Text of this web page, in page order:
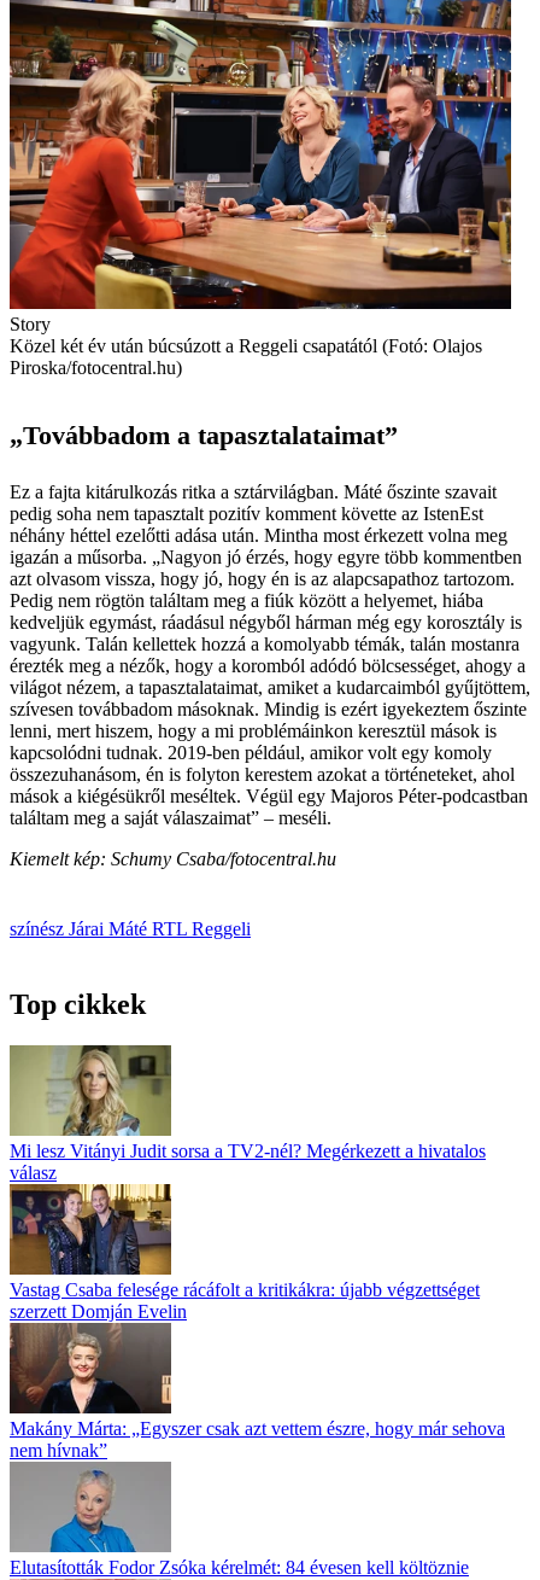
Story
Közel két év után búcsúzott a Reggeli csapatától (Fotó: Olajos
Piroska/fotocentral.hu)
„Továbbadom a tapasztalataimat”
Ez a fajta kitárulkozás ritka a sztárvilágban. Máté őszinte szavait
pedig soha nem tapasztalt pozitív komment követte az ­IstenEst
néhány héttel ezelőtti adása után. Mintha most érkezett volna meg
igazán a műsorba. „Nagyon jó érzés, hogy egyre több kommentben
azt olvasom vissza, hogy jó, hogy én is az alapcsapathoz tartozom.
Pedig nem rögtön találtam meg a fiúk között a helyemet, hiába
kedveljük egymást, ráadásul négyből hárman még egy korosztály is
vagyunk. Talán kellettek hozzá a komolyabb témák, talán mostanra
érezték meg a nézők, hogy a koromból adódó bölcsességet, ahogy a
világot nézem, a tapasztalataimat, amiket a kudarcaim­ból gyűjtöttem,
szívesen továbbadom másoknak. Mindig is ezért igyekeztem őszinte
lenni, mert hiszem, hogy a mi problémáinkon keresztül mások is
kapcsolódni tudnak. 2019-ben például, amikor volt egy komoly
összezuhanásom, én is folyton kerestem azokat a történeteket, ahol
mások a kiégésükről meséltek. Végül egy Majoros Péter-­podcastban
találtam meg a saját válaszaimat” – meséli.
Kiemelt kép: Schumy Csaba/fotocentral.hu
színész Járai Máté RTL Reggeli
Top cikkek
Mi lesz Vitányi Judit sorsa a TV2-nél? Megérkezett a hivatalos
válasz
Vastag Csaba felesége rácáfolt a kritikákra: újabb végzettséget
szerzett Domján Evelin
Makány Márta: „Egyszer csak azt vettem észre, hogy már sehova
nem hívnak”
Elutasították Fodor Zsóka kérelmét: 84 évesen kell költöznie